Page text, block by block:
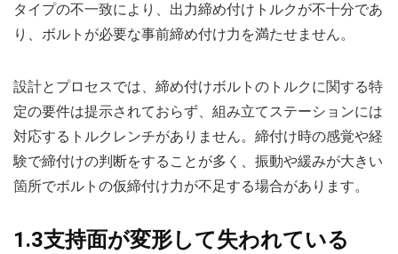
タイプの不一致により、出力締め付けトルクが不十分であ
り、ボルトが必要な事前締め付け力を満たせません。
設計とプロセスでは、締め付けボルトのトルクに関する特
定の要件は提示されておらず、組み立てステーションには
対応するトルクレンチがありません。締付け時の感覚や経
験で締付けの判断をすることが多く、振動や緩みが大きい
箇所でボルトの仮締付け力が不足する場合があります。
1.3支持面が変形して失われている